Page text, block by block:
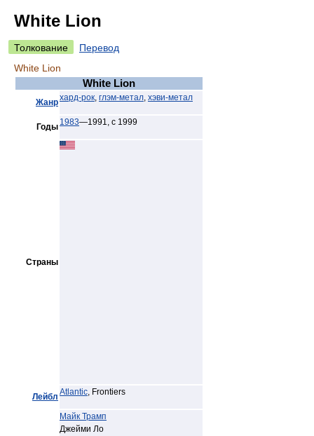
White Lion
Толкование
Перевод
White Lion
White Lion
Жанрхард-рок, глэм-метал, хэви-метал
Годы 1983—1991, с 1999
Страны
Лейбл Atlantic, Frontiers
Майк Трамп
Джейми Ло